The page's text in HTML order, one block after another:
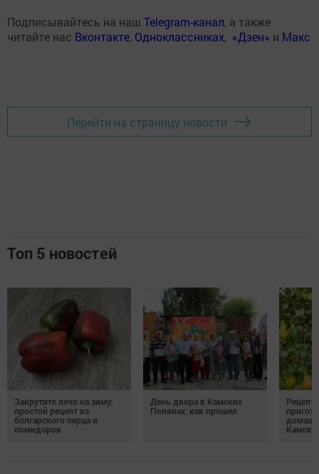
Подписывайтесь на наш Telegram-канал, а также
читайте нас Вконтакте, Одноклассниках, «Дзен» и Макс
Перейти на страницу новости
Топ 5 новостей
Закрутите лечо на зиму:
простой рецепт из
болгарского перца и
помидоров
День двора в Камских
Полянах: как прошел